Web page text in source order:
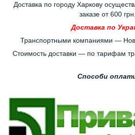
Доставка по городу Харкову
заказе от 600 грн.
Доставка по
Транспортными компаниями —
Стоимость доставки — по тарифам
Способи